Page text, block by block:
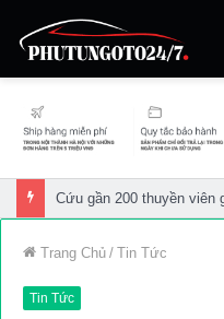
Cứu gần 200 thuyền viên
Trang Chủ / Tin Tức
Tin Tức